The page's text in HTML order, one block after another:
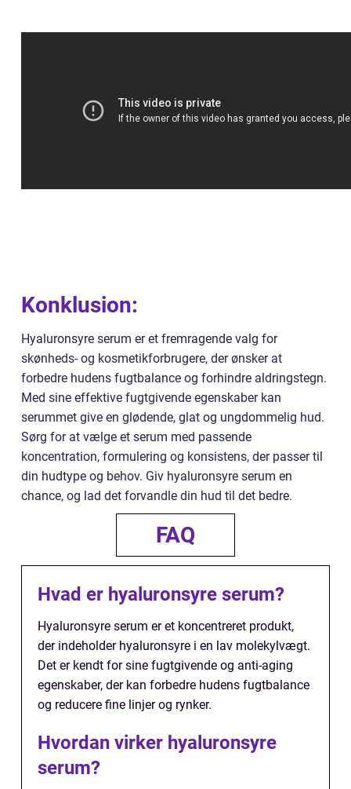
Konklusion:
Hyaluronsyre serum er et fremragende valg for
skønheds- og kosmetikforbrugere, der ønsker at
forbedre hudens fugtbalance og forhindre aldringstegn.
Med sine effektive fugtgivende egenskaber kan
serummet give en glødende, glat og ungdommelig hud.
Sørg for at vælge et serum med passende
koncentration, formulering og konsistens, der passer til
din hudtype og behov. Giv hyaluronsyre serum en
chance, og lad det forvandle din hud til det bedre.
FAQ
Hvad er hyaluronsyre serum?
Hyaluronsyre serum er et koncentreret produkt,
der indeholder hyaluronsyre i en lav molekylvægt.
Det er kendt for sine fugtgivende og anti-aging
egenskaber, der kan forbedre hudens fugtbalance
og reducere fine linjer og rynker.
Hvordan virker hyaluronsyre
serum?